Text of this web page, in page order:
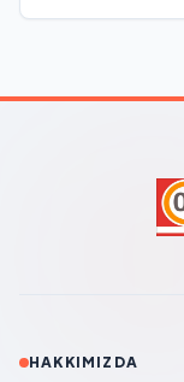
HAKKIMIZDA